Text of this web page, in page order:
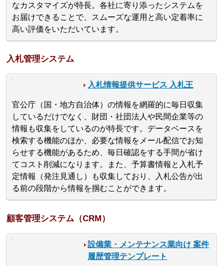
なカスタマイズが特長。各社に寄り添ったシステムを
お届けできることで、スムーズな運用と高い定着率に
高い評価をいただいています。
入札管理システム
入札情報提供サービス 入札王
官公庁（国・地方自治体）の情報を網羅的に毎日収集
しているだけでなく、財団・社団法人や民間企業等の
情報も収集をしているのが特長です。データベースを
検索する機能のほか、必要な情報をメール配信でお知
らせする機能があるため、毎日確認をする手間が省け
てコスト削減になります。また、予算書情報と入札予
定情報（発注見通し）も収集しており、入札公告が出
る前の段階から情報を掴むことができます。
顧客管理システム（CRM）
設備業・メンテナンス業向け 案件
履歴管理テンプレート